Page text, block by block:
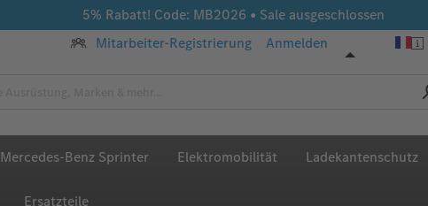
5% Rabatt! Code: MB2026 • Sale ausgeschlossen
Mitarbeiter-Registrierung
Anmelden
Mercedes-Benz Sprinter Elektromobilität Ladekantenschutz
Ersatzteile